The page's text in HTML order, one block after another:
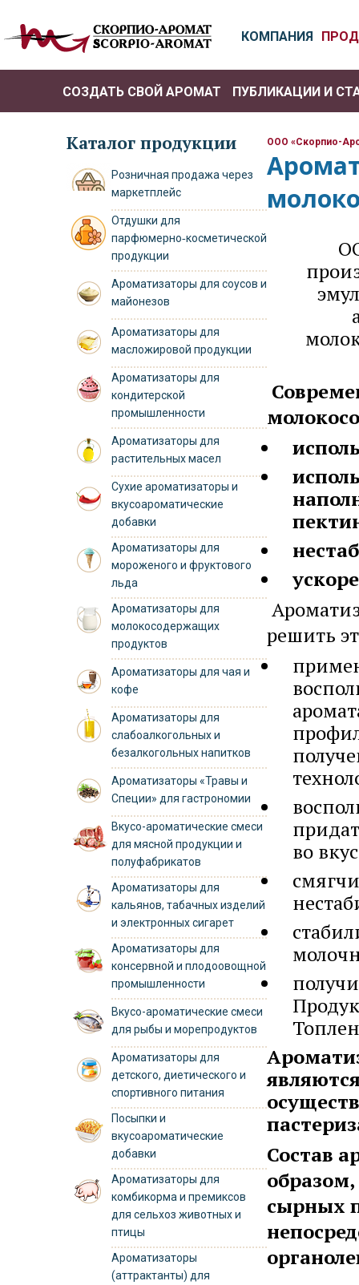
КОМПАНИЯ
СОЗДАТЬ СВОЙ АРОМАТ
ПУБЛИКАЦИИ И
Каталог продукции
Розничная продажа через
маркетплейс
Отдушки для
парфюмерно‑косметической
продукции
Ароматизаторы для соусов и
майонезов
Ароматизаторы для
масложировой продукции
Ароматизаторы для
кондитерской
промышленности
Ароматизаторы для
растительных масел
Сухие ароматизаторы и
вкусоароматические
добавки
Ароматизаторы для
мороженого и фруктового
льда
Ароматизаторы для
молокосодержащих
продуктов
Ароматизаторы для чая и
кофе
Ароматизаторы для
слабоалкогольных и
безалкогольных напитков
Ароматизаторы «Травы и
Специи» для гастрономии
Вкусо-ароматические смеси
для мясной продукции и
полуфабрикатов
Ароматизаторы для
кальянов, табачных изделий
и электронных сигарет
Ароматизаторы для
консервной и плодоовощной
промышленности
Вкусо-ароматические смеси
для рыбы и морепродуктов
Ароматизаторы для
детского, диетического и
спортивного питания
Посыпки и
вкусоароматические
добавки
Ароматизаторы для
комбикорма и премиксов
для сельхоз животных и
птицы
Ароматизаторы
(аттрактанты) для
ООО «Скорпио-
решить
во
Состав
сырных